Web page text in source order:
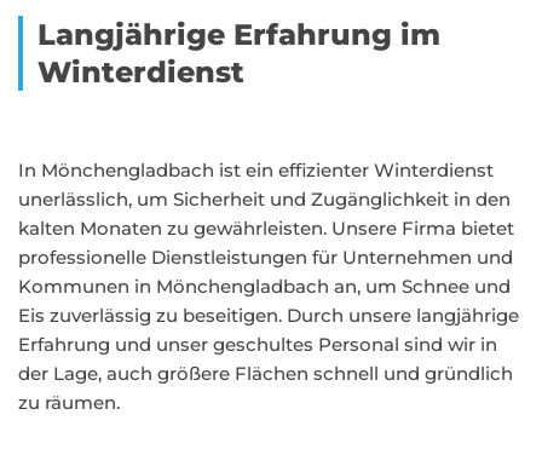
Langjährige Erfahrung im
Winterdienst
In Mönchengladbach ist ein effizienter Winterdienst
unerlässlich, um Sicherheit und Zugänglichkeit in den
kalten Monaten zu gewährleisten. Unsere Firma bietet
professionelle Dienstleistungen für Unternehmen und
Kommunen in Mönchengladbach an, um Schnee und
Eis zuverlässig zu beseitigen. Durch unsere langjährige
Erfahrung und unser geschultes Personal sind wir in
der Lage, auch größere Flächen schnell und gründlich
zu räumen.